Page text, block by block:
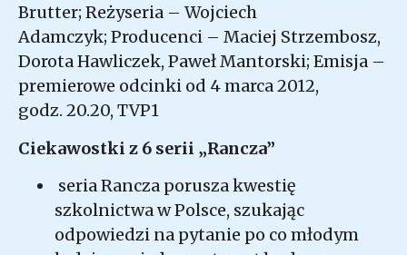
Brutter; Reżyseria – Wojciech
Adamczyk; Producenci – Maciej Strzembosz,
Dorota Hawliczek, Paweł Mantorski; Emisja –
premierowe odcinki od 4 marca 2012,
godz. 20.20, TVP1
Ciekawostki z 6 serii „Rancza”
seria Rancza porusza kwestię
szkolnictwa w Polsce, szukając
odpowiedzi na pytanie po co młodym